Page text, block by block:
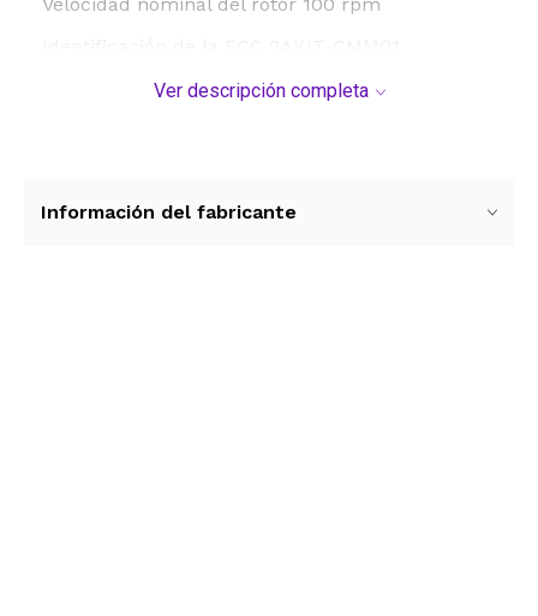
¿Qué hay en la caja? Curtain Driver E1, versión
Ver descripción completa
Información del fabricante